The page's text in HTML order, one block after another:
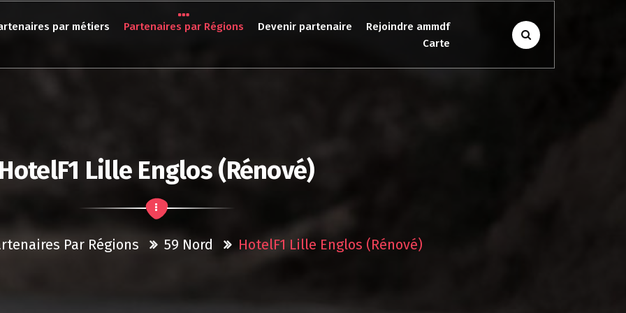
par métiers Partenaires par Régions Devenir partenaire
Rejoindre ammdf
Carte
HotelF1 Lille Englos (rénové)
Par Régions 59 Nord HotelF1 Lille Englos (rénové)